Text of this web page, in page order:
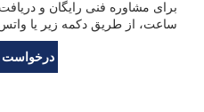
ساعت، از طریق دکمه زیر یا
درخواست